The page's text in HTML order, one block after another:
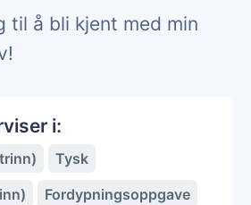
til å bli kjent med min
i:
Tysk
Fordypningsoppgave